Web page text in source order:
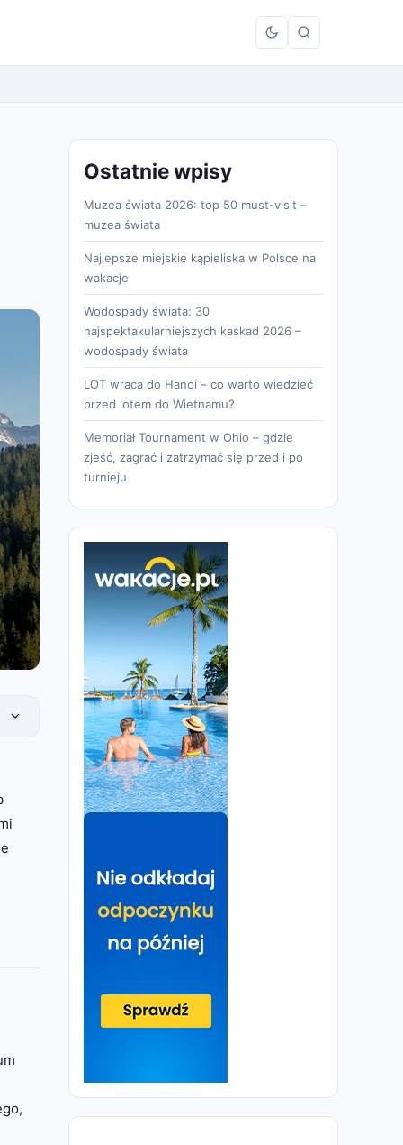
Ostatnie wpisy
Muzea świata 2026: top 50 must-visit –
muzea świata
Najlepsze miejskie kąpieliska w Polsce na
wakacje
Wodospady świata: 30
najspektakularniejszych kaskad 2026 –
wodospady świata
LOT wraca do Hanoi – co warto wiedzieć
przed lotem do Wietnamu?
Memoriał Tournament w Ohio – gdzie
zjeść, zagrać i zatrzymać się przed i po
turnieju